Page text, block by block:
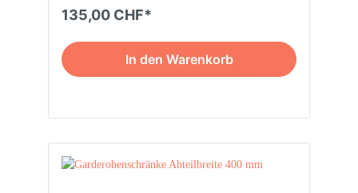
135,00 CHF*
In den Warenkorb